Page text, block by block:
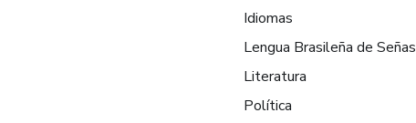
Idiomas
Lengua Brasileña de Señas
Literatura
Política